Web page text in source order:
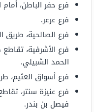
فرع حفر الباطن، أمام
فرع عرعر.
فرع الصالحية، طريق
فرع الأشرفية،
الحمد الشبيلي.
فرع أسواق العثيم،
فرع عنيزة سنتر،
فيصل بن بندر.